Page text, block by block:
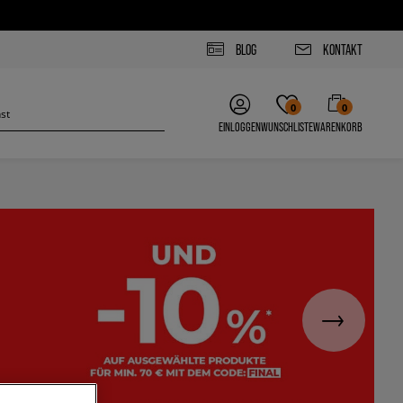
BLOG KONTAKT
EINLOGGEN
0
WUNSCHLISTE
0
WARENKORB